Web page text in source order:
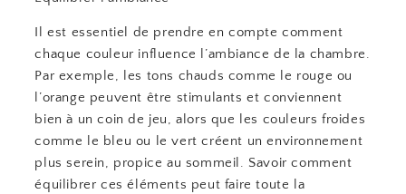
Il est essentiel de prendre en compte comment
chaque couleur influence l’ambiance de la chambre.
Par exemple, les tons chauds comme le rouge ou
l’orange peuvent être stimulants et conviennent
bien à un coin de jeu, alors que les couleurs froides
comme le bleu ou le vert créent un environnement
plus serein, propice au sommeil. Savoir comment
équilibrer ces éléments peut faire toute la